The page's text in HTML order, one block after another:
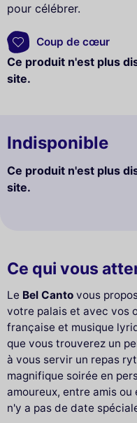
pour célébrer.
Coup de cœur
Ce produit n'est plus
site.
Indisponible
Ce produit n'est plus
site.
Ce qui vous
Le Bel Canto vous
votre palais et avec vos
française et musique
que vous trouverez un
à vous servir un repas
magnifique soirée en
amoureux, entre amis
n'y a pas de date